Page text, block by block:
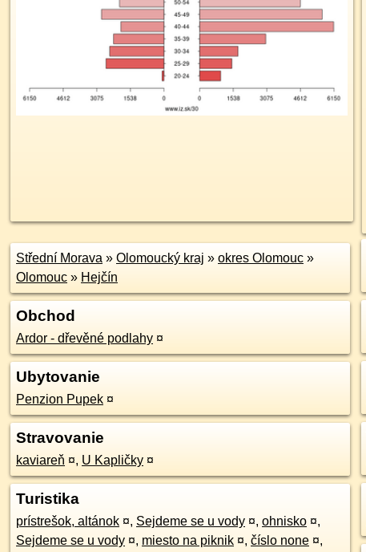
Střední Morava » Olomoucký kraj » okres Olomouc »
Olomouc » Hejčín
Obchod
Ardor - dřevěné podlahy ¤
Ubytovanie
Penzion Pupek ¤
Stravovanie
kaviareň ¤, U Kapličky ¤
Turistika
prístrešok, altánok ¤, Sejdeme se u vody ¤, ohnisko ¤,
Sejdeme se u vody ¤, miesto na piknik ¤, číslo none ¤,